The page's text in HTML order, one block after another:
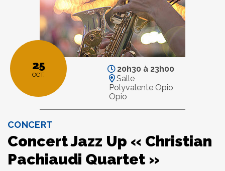
25
OCT.
20h30 à 23h00
Salle
Polyvalente Opio
Opio
CONCERT
Concert Jazz Up « Christian
Pachiaudi Quartet »